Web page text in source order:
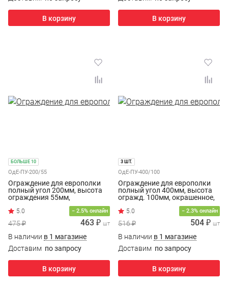
В корзину В корзину
БОЛЬШЕ 10
ОдЕ-ПУ-200/55
Ограждение для европолки
полный угол 200мм, высота
ограждения 55мм,
окрашенное, белое
− 2.5% онлайн
475 ₽ 463 ₽ шт
В наличии в 1 магазине
Доставим по запросу
В корзину
3 ШТ.
ОдЕ-ПУ-400/100
Ограждение для европолки
полный угол 400мм, высота
огражд. 100мм, окрашенное,
− 2.3% онлайн
516 ₽ 504 ₽ шт
В наличии в 1 магазине
Доставим по запросу
В корзину